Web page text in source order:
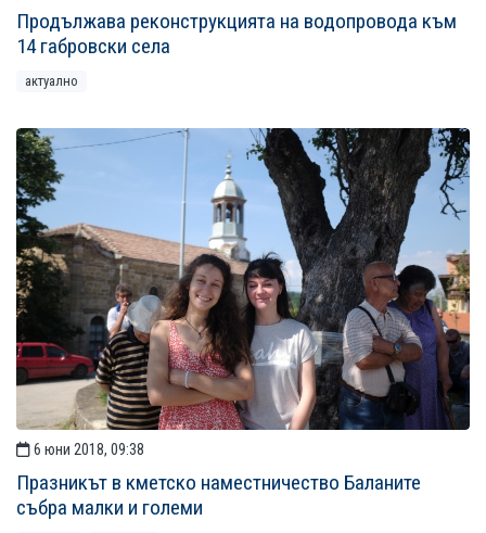
Продължава реконструкцията на водопровода към
14 габровски села
актуално
6 юни 2018, 09:38
Празникът в кметско наместничество Баланите
събра малки и големи